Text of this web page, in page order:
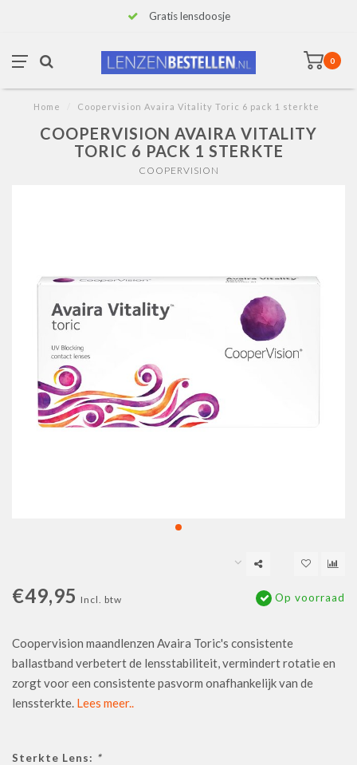
Gratis lensdoosje
0
Home Coopervision Avaira Vitality Toric 6 pack 1 sterkte
COOPERVISION AVAIRA VITALITY
TORIC 6 PACK 1 STERKTE
COOPERVISION
€49,95 Incl. btw Op voorraad
Coopervision maandlenzen Avaira Toric's consistente
ballastband verbetert de lensstabiliteit, vermindert rotatie en
zorgt voor een consistente pasvorm onafhankelijk van de
lenssterkte. Lees meer..
Sterkte Lens: *